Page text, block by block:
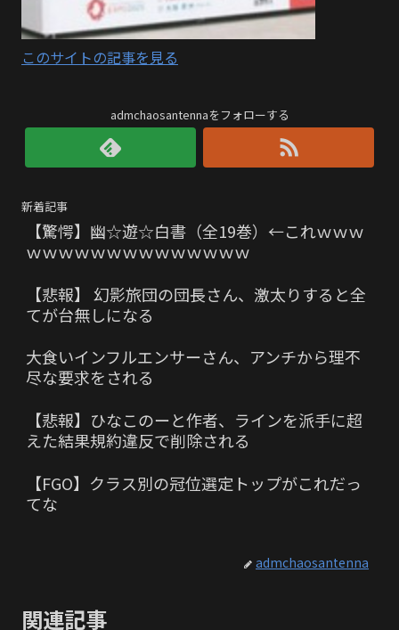
このサイトの記事を見る
admchaosantennaをフォローする
新着記事
【驚愕】幽☆遊☆白書（全19巻）←これｗｗｗ
ｗｗｗｗｗｗｗｗｗｗｗｗｗｗ
【悲報】 幻影旅団の団長さん、激太りすると全
てが台無しになる
大食いインフルエンサーさん、アンチから理不
尽な要求をされる
【悲報】ひなこのーと作者、ラインを派手に超
えた結果規約違反で削除される
【FGO】クラス別の冠位選定トップがこれだっ
てな
admchaosantenna
関連記事